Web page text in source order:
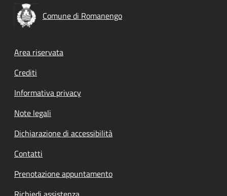
Comune di Romanengo
Footer menu
Area riservata
Crediti
Informativa privacy
Note legali
Dichiarazione di accessibilità
Contatti
Prenotazione appuntamento